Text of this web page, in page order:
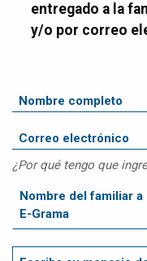
entregado a la
y/o por correo
¿Por qué tengo que